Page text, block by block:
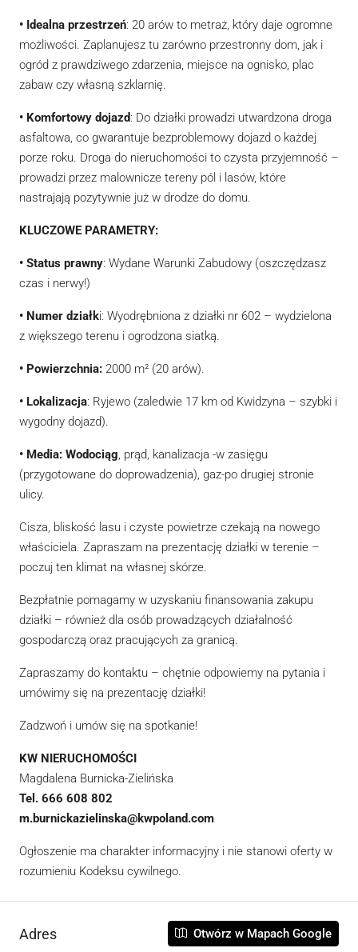
• Idealna przestrzeń: 20 arów to metraż, który daje ogromne
możliwości. Zaplanujesz tu zarówno przestronny dom, jak i
ogród z prawdziwego zdarzenia, miejsce na ognisko, plac
zabaw czy własną szklarnię.
• Komfortowy dojazd: Do działki prowadzi utwardzona droga
asfaltowa, co gwarantuje bezproblemowy dojazd o każdej
porze roku. Droga do nieruchomości to czysta przyjemność –
prowadzi przez malownicze tereny pól i lasów, które
nastrajają pozytywnie już w drodze do domu.
KLUCZOWE PARAMETRY:
• Status prawny: Wydane Warunki Zabudowy (oszczędzasz
czas i nerwy!)
• Numer działki: Wyodrębniona z działki nr 602 – wydzielona
z większego terenu i ogrodzona siatką.
• Powierzchnia: 2000 m² (20 arów).
• Lokalizacja: Ryjewo (zaledwie 17 km od Kwidzyna – szybki i
wygodny dojazd).
• Media: Wodociąg, prąd, kanalizacja -w zasięgu
(przygotowane do doprowadzenia), gaz-po drugiej stronie
ulicy.
Cisza, bliskość lasu i czyste powietrze czekają na nowego
właściciela. Zapraszam na prezentację działki w terenie –
poczuj ten klimat na własnej skórze.
Bezpłatnie pomagamy w uzyskaniu finansowania zakupu
działki – również dla osób prowadzących działalność
gospodarczą oraz pracujących za granicą.
Zapraszamy do kontaktu – chętnie odpowiemy na pytania i
umówimy się na prezentację działki!
Zadzwoń i umów się na spotkanie!
KW NIERUCHOMOŚCI
Magdalena Burnicka-Zielińska
Tel. 666 608 802
m.burnickazielinska@kwpoland.com
Ogłoszenie ma charakter informacyjny i nie stanowi oferty w
rozumieniu Kodeksu cywilnego.
Adres Otwórz w Mapach Google